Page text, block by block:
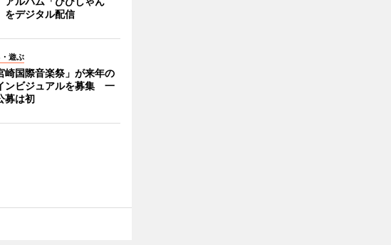
をデジタル配信
遊ぶ
崎国際音楽祭」が来年の
ンビジュアルを募集 一
募は初